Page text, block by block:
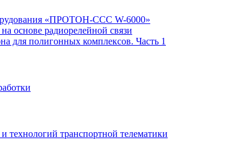
«ПРОТОН-ССС W-6000»
основе радиорелейной связи
для полигонных комплексов. Часть 1
транспортной телематики